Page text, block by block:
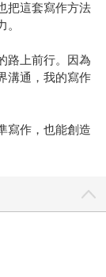
把這套寫作方法
路上前行。因為
溝通，我的寫作
寫作，也能創造